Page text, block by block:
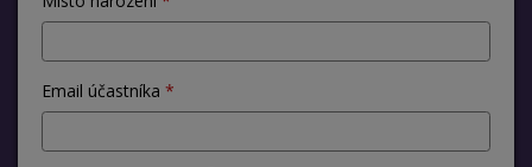
Email účastníka